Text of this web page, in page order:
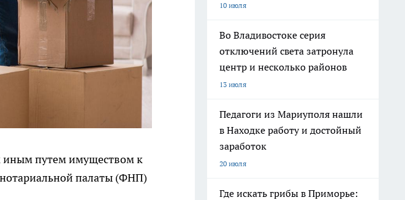
иным путем имуществом к
палаты (ФНП)
10 июля
Во Владивостоке серия
отключений света затронула
центр и несколько районов
13 июля
Педагоги из Мариуполя нашли
в Находке работу и достойный
заработок
20 июля
Где искать грибы в Приморье: